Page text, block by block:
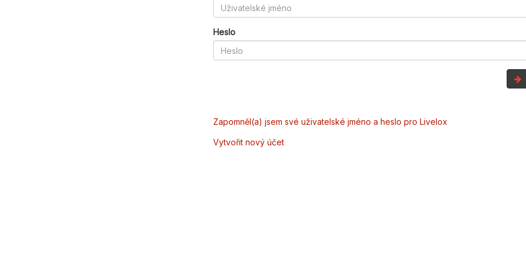
Heslo
Zapomněl(a) jsem své uživatelské jméno a heslo pro Livelox
Vytvořit nový účet